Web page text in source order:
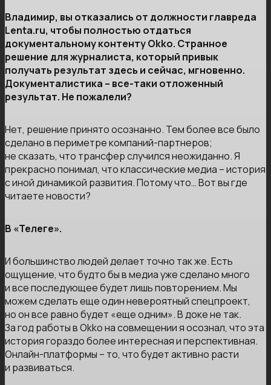
Владимир, вы отказались от должности главреда
Lenta.ru, чтобы полностью отдаться
документальному контенту Okko. Странное
решение для журналиста, который привык
получать результат здесь и сейчас, мгновенно.
Документалистика – все-таки отложенный
результат. Не пожалели?
Нет, решение принято осознанно. Тем более все было
сделано в периметре компаний-партнеров;
не сказать, что трансфер случился неожиданно. Я
прекрасно понимал, что классические медиа – история
с иной динамикой развития. Потому что… Вот вы где
читаете новости?
В «Телеге».
И большинство людей делает точно так же. Есть
ощущение, что будто бы в медиа уже сделано много
и все последующее будет лишь повторением. Мы
можем сделать еще один невероятный спецпроект,
но он все равно будет «еще одним». В доке не так.
За год работы в Okko на совмещении я осознал, что эта
история гораздо более интересная и перспективная.
Онлайн-платформы – то, что будет активно расти
и развиваться.